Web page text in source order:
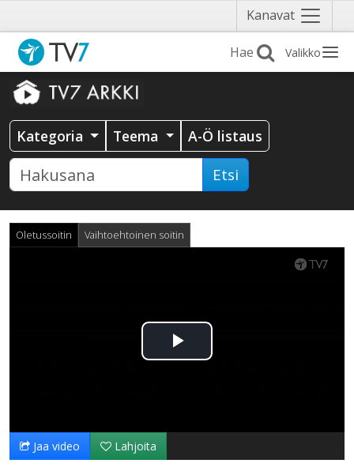
Kanavat Näytä
valikko
Valikko
Kategoria Teema A-Ö listaus
Etsi
Oletussoitin Vaihtoehtoinen soitin
Toista
Jaa video Lahjoita